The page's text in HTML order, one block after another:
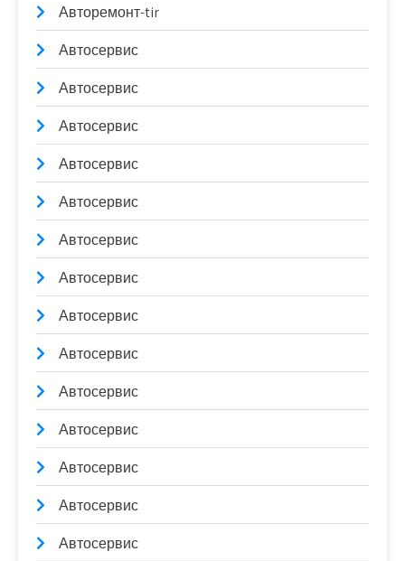
Авторемонт-tir
Автосервис
Автосервис
Автосервис
Автосервис
Автосервис
Автосервис
Автосервис
Автосервис
Автосервис
Автосервис
Автосервис
Автосервис
Автосервис
Автосервис